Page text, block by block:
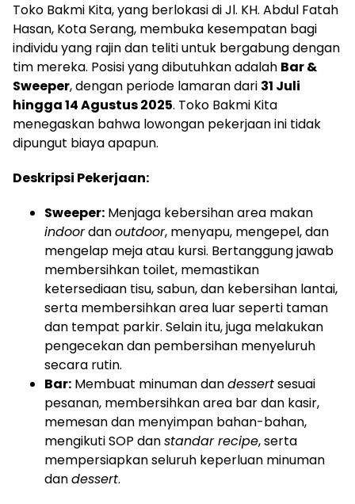
Toko Bakmi Kita, yang berlokasi di Jl. KH. Abdul Fatah
Hasan, Kota Serang, membuka kesempatan bagi
individu yang rajin dan teliti untuk bergabung dengan
tim mereka. Posisi yang dibutuhkan adalah Bar &
Sweeper, dengan periode lamaran dari 31 Juli
hingga 14 Agustus 2025. Toko Bakmi Kita
menegaskan bahwa lowongan pekerjaan ini tidak
dipungut biaya apapun.
Deskripsi Pekerjaan:
Sweeper: Menjaga kebersihan area makan
indoordanoutdoor, menyapu, mengepel, dan
mengelap meja atau kursi. Bertanggung jawab
membersihkan toilet, memastikan
ketersediaan tisu, sabun, dan kebersihan lantai,
serta membersihkan area luar seperti taman
dan tempat parkir. Selain itu, juga melakukan
pengecekan dan pembersihan menyeluruh
secara rutin.
Bar: Membuat minuman dandessertsesuai
pesanan, membersihkan area bar dan kasir,
memesan dan menyimpan bahan-bahan,
mengikuti SOP danstandar recipe, serta
mempersiapkan seluruh keperluan minuman
dandessert.